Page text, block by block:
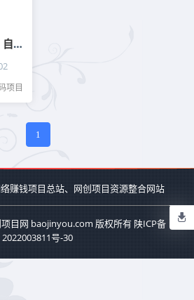
冰雪大魔神全新上线，自带提米
项目
1
赚钱项目总站、网创项目资源整合网站
目网 baojinyou.com 版权所有陕ICP备
2022003811号-30